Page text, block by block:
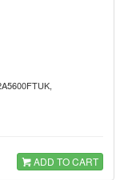
ADD TO CART